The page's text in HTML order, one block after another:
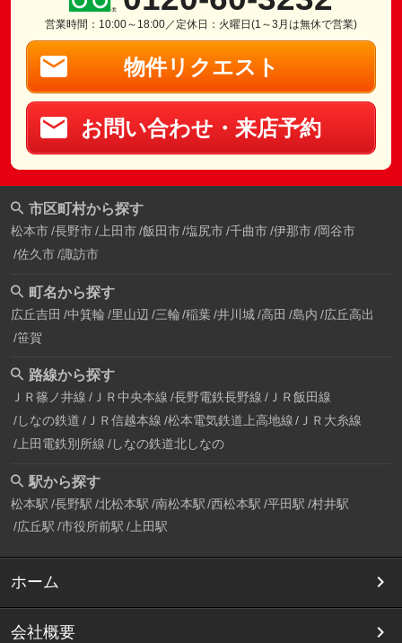
営業時間：10:00～18:00／定休日：火曜日(1～3月は無休で営業)
物件リクエスト
お問い合わせ・来店予約
市区町村から探す
松本市 長野市 上田市 飯田市 塩尻市 千曲市 伊那市 岡谷市
佐久市 諏訪市
町名から探す
広丘吉田 中箕輪 里山辺 三輪 稲葉 井川城 高田 島内 広丘高出
笹賀
路線から探す
ＪＲ篠ノ井線 ＪＲ中央本線 長野電鉄長野線 ＪＲ飯田線
しなの鉄道 ＪＲ信越本線 松本電気鉄道上高地線
ＪＲ大糸線
上田電鉄別所線 しなの鉄道北しなの
駅から探す
松本駅 長野駅 北松本駅 南松本駅 西松本駅 平田駅 村井駅
広丘駅 市役所前駅 上田駅
ホーム
会社概要